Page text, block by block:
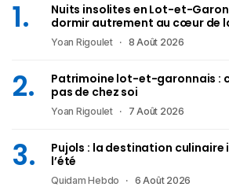
Nuits insolites en Lot-et-
dormir autrement au cœur de
Yoan Rigoulet 8 Août 2026
Patrimoine lot-et-garonnais :
pas de chez soi
Yoan Rigoulet 7 Août 2026
Pujols : la destination
l’été
Quidam Hebdo 6 Août 2026